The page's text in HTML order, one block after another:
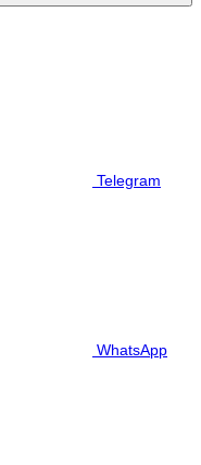
Telegram
WhatsApp